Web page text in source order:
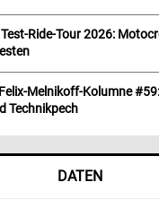
Ride-Tour 2026:
Melnikoff-Kolumne
Technikpech
DATEN